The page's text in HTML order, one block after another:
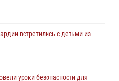
провели телефонную «горячую
о службе детям из летнего
встретились с детьми из
уроки безопасности для